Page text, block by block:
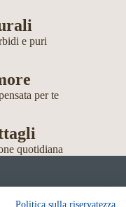
e puri
per te
quotidiana
Politica sulla riservatezza